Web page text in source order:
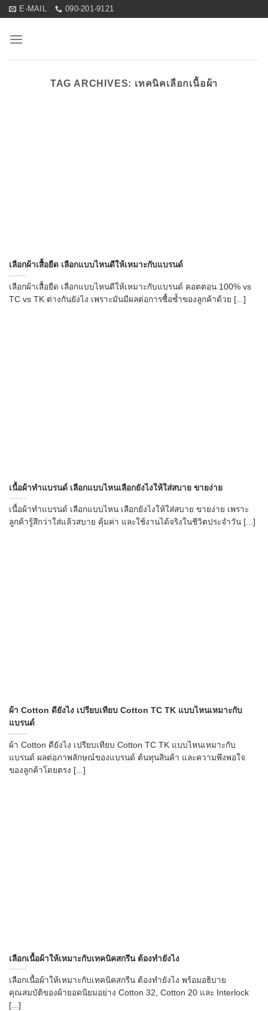
Skip
content
E-MAIL 090-201-9121
TAG ARCHIVES: เทคนิคเลือกเนื้อผ้า
เลือกผ้าเสื้อยืด เลือกแบบไหนดีให้เหมาะกับแบรนด์
เลือกผ้าเสื้อยืด เลือกแบบไหนดีให้เหมาะกับแบรนด์ คอตตอน 100% vs
TC vs TK ต่างกันยังไง เพราะมันมีผลต่อการซื้อซ้ำของลูกค้าด้วย [...]
เนื้อผ้าทำแบรนด์ เลือกแบบไหนเลือกยังไงให้ใส่สบาย ขายง่าย
เนื้อผ้าทำแบรนด์ เลือกแบบไหน เลือกยังไงให้ใส่สบาย ขายง่าย เพราะ
ลูกค้ารู้สึกว่าใส่แล้วสบาย คุ้มค่า และใช้งานได้จริงในชีวิตประจำวัน [...]
ผ้า Cotton ดียังไง เปรียบเทียบ Cotton TC TK แบบไหนเหมาะกับ
แบรนด์
ผ้า Cotton ดียังไง เปรียบเทียบ Cotton TC TK แบบไหนเหมาะกับ
แบรนด์ ผลต่อภาพลักษณ์ของแบรนด์ ต้นทุนสินค้า และความพึงพอใจ
ของลูกค้าโดยตรง [...]
เลือกเนื้อผ้าให้เหมาะกับเทคนิคสกรีน ต้องทำยังไง
เลือกเนื้อผ้าให้เหมาะกับเทคนิคสกรีน ต้องทำยังไง พร้อมอธิบาย
คุณสมบัติของผ้ายอดนิยมอย่าง Cotton 32, Cotton 20 และ Interlock
[...]